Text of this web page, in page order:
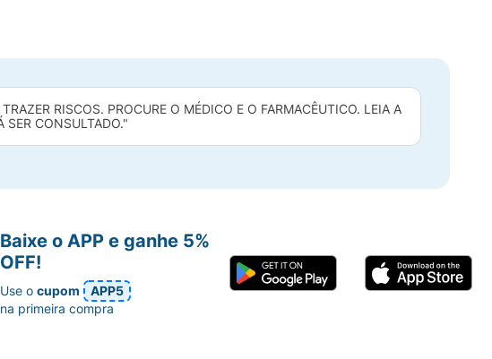
RISCOS. PROCURE O MÉDICO E O FARMACÊUTICO. LEIA A
SER CONSULTADO."
Baixe o APP e ganhe 5%
OFF!
Use ocupom
APP5
na primeira compra